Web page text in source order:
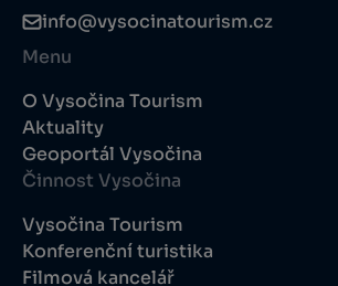
info@vysocinatourism.cz
Menu
O Vysočina Tourism
Aktuality
Geoportál Vysočina
Činnost Vysočina
Vysočina Tourism
Konferenční turistika
Filmová kancelář